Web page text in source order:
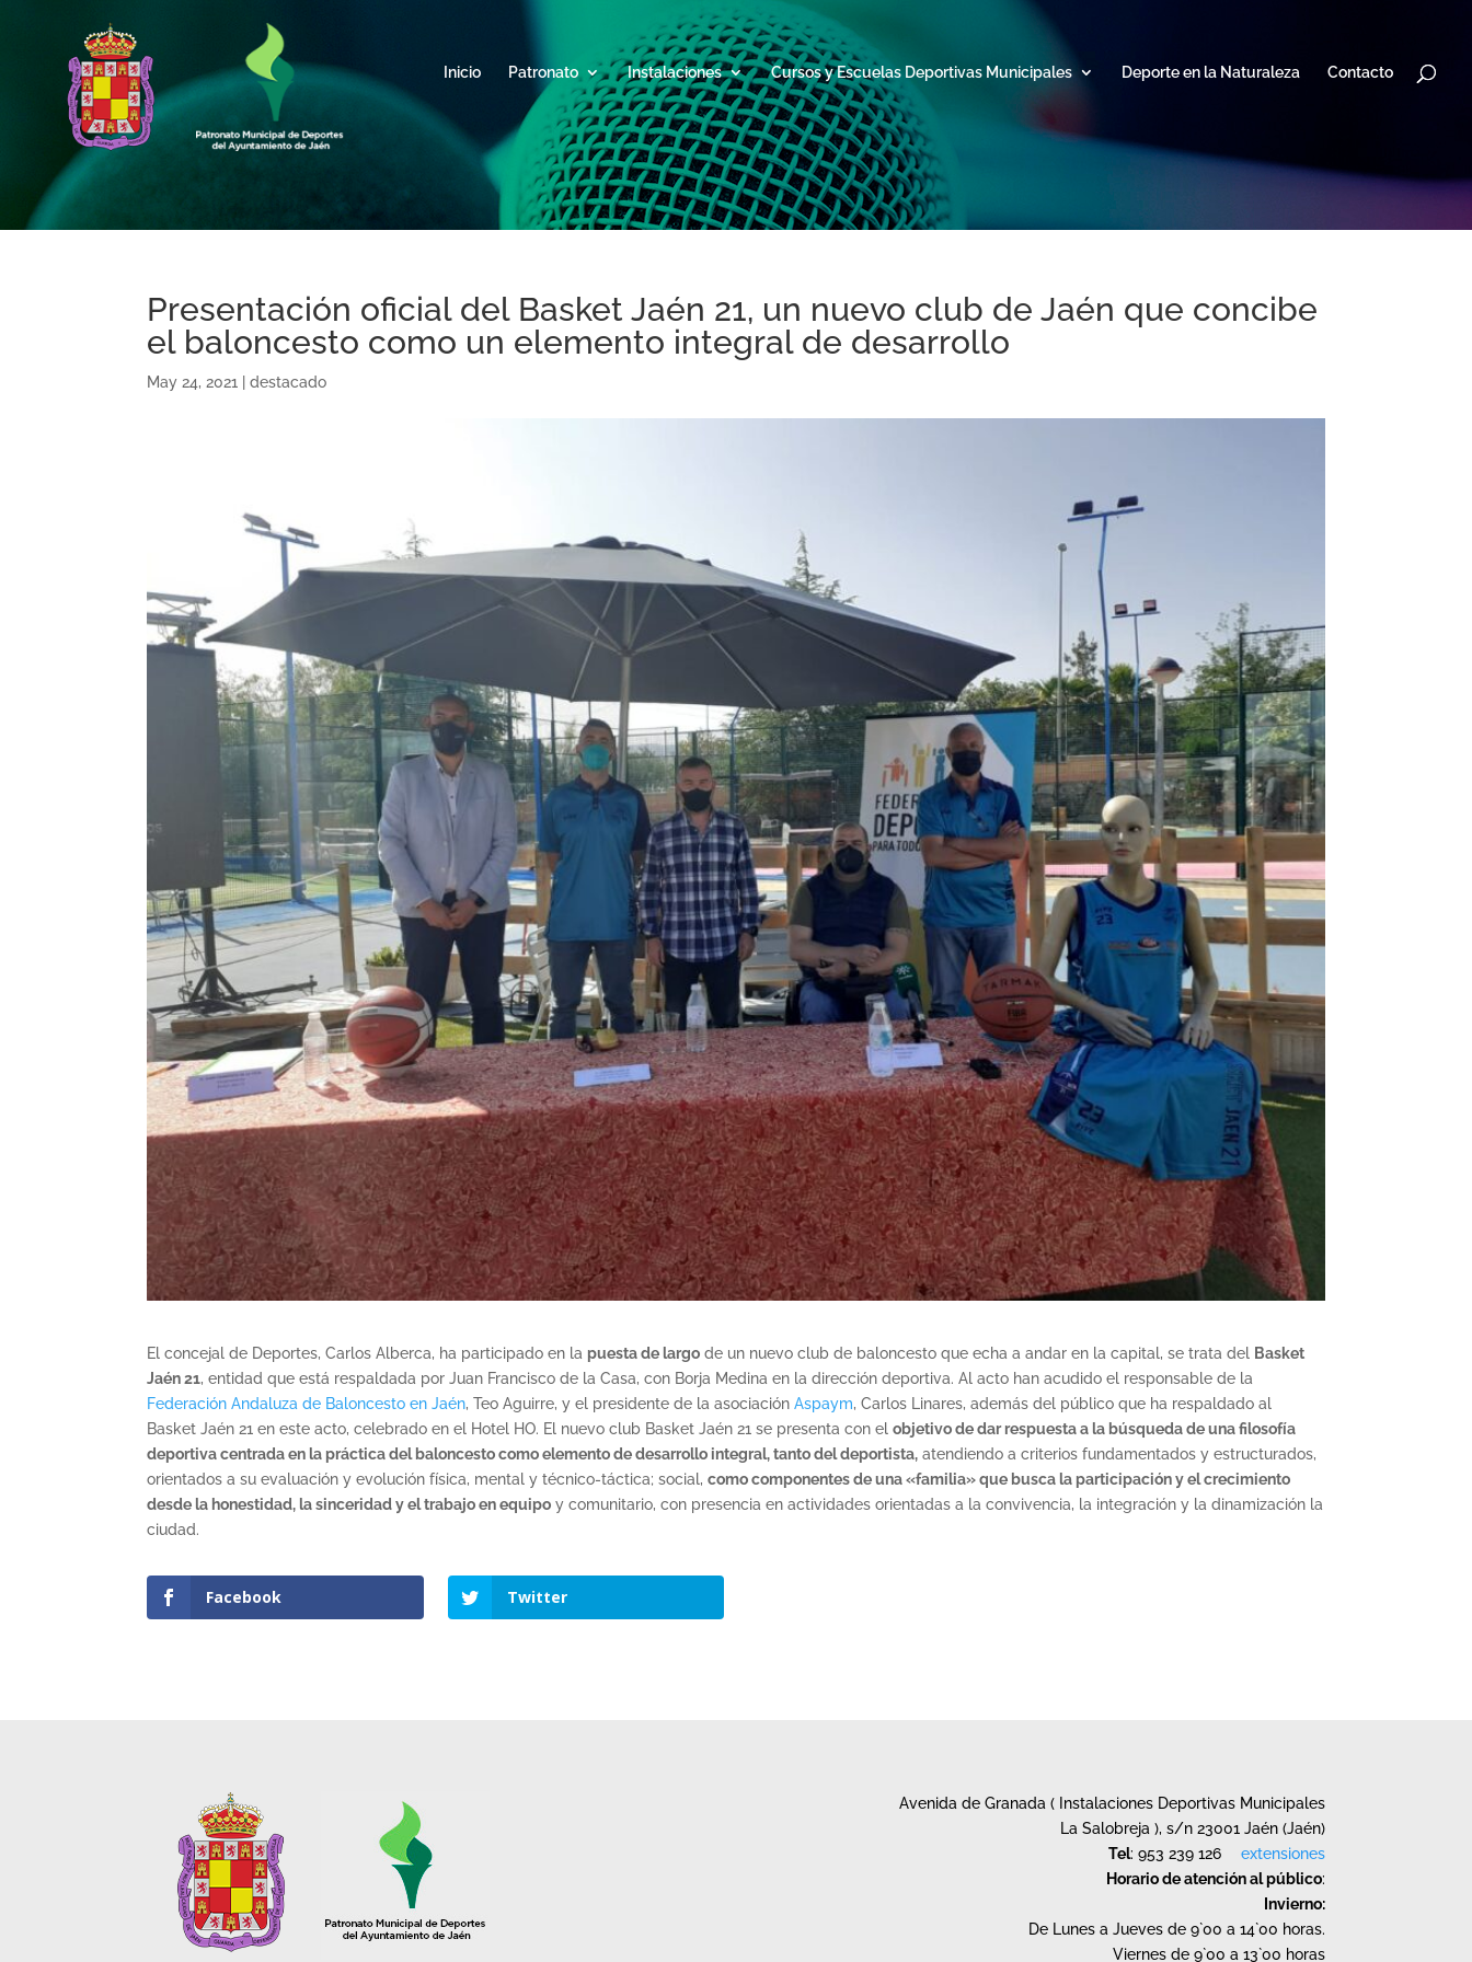
Inicio Patronato Instalaciones Cursos y Escuelas Deportivas Municipales Deporte en la Naturaleza Contacto
Presentación oficial del Basket Jaén 21, un nuevo club de Jaén que concibe
el baloncesto como un elemento integral de desarrollo
May 24, 2021 |destacado
El concejal de Deportes, Carlos Alberca, ha participado en la puesta de largo de un nuevo club de baloncesto que echa a andar en la capital, se trata del Basket
Jaén 21, entidad que está respaldada por Juan Francisco de la Casa, con Borja Medina en la dirección deportiva. Al acto han acudido el responsable de la
Federación Andaluza de Baloncesto en Jaén, Teo Aguirre, y el presidente de la asociaciónAspaym, Carlos Linares, además del público que ha respaldado al
Basket Jaén 21 en este acto, celebrado en el Hotel HO. El nuevo club Basket Jaén 21 se presenta con elobjetivo de dar respuesta a la búsqueda de una filosofía
deportiva centrada en la práctica del baloncesto como elemento de desarrollo integral, tanto del deportista, atendiendo a criterios fundamentados y estructurados,
orientados a su evaluación y evolución física, mental y técnico-táctica; social,como componentes de una «familia» que busca la participación y el crecimiento
desde la honestidad, la sinceridad y el trabajo en equipo y comunitario, con presencia en actividades orientadas a la convivencia, la integración y la dinamización la
ciudad.
Facebook Twitter
Avenida de Granada ( Instalaciones Deportivas Municipales
La Salobreja ), s/n 23001 Jaén (Jaén)
Tel: 953 239 126
extensiones
Horario de atención al público:
Invierno:
De Lunes a Jueves de 9`00 a 14`00 horas.
Viernes de 9`00 a 13`00 horas